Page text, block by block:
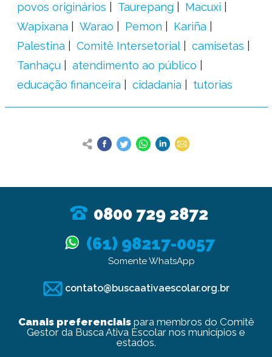
povos originários
Taurepang
Macuxi
Wapixana
Warao Pemon
Kariña
Palestina
Comitê Intersetorial
camisetas
Tanhaçu
atendimento ao público
educação financeira
cidadania tutorias
0800 729 2872
(61) 98217-0057
Somente WhatsApp
contato@buscaativaescolar.org.br
Canais preferenciaispara membros do Comitê
Gestor da Busca Ativa Escolar nos municípios e
estados.